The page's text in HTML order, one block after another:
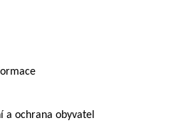
a ochrana obyvatel